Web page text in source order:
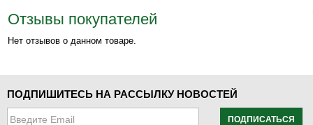
Отзывы покупателей
Нет отзывов о данном товаре.
ПОДПИШИТЕСЬ НА РАССЫЛКУ НОВОСТЕЙ
ПОДПИСАТЬСЯ